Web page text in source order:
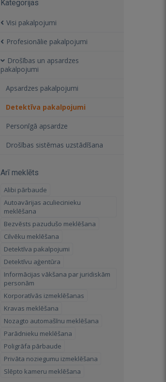
Kategorijas
Visi pakalpojumi
Profesionālie pakalpojumi
Drošības un apsardzes
pakalpojumi
Apsardzes pakalpojumi
Detektīva pakalpojumi
Personīgā apsardze
Drošības sistēmas uzstādīšana
Arī meklēts
Alibi pārbaude
Autoavārijas aculiecinieku
meklēšana
Bezvēsts pazudušo meklēšana
Cilvēku meklēšana
Detektīva pakalpojumi
Detektīvu aģentūra
Informācijas vākšana par juridiskām
personām
Korporatīvās izmeklēšanas
Kravas meklēšana
Nozagto automašīnu meklēšana
Parādnieku meklēšana
Poligrāfa pārbaude
Privāta noziegumu izmeklēšana
Slēpto kameru meklēšana